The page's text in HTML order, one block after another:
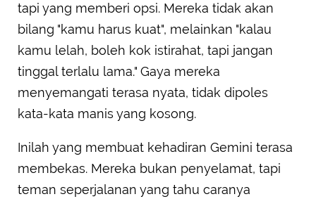
tapi yang memberi opsi. Mereka tidak akan
bilang "kamu harus kuat", melainkan "kalau
kamu lelah, boleh kok istirahat, tapi jangan
tinggal terlalu lama." Gaya mereka
menyemangati terasa nyata, tidak dipoles
kata-kata manis yang kosong.
Inilah yang membuat kehadiran Gemini terasa
membekas. Mereka bukan penyelamat, tapi
teman seperjalanan yang tahu caranya